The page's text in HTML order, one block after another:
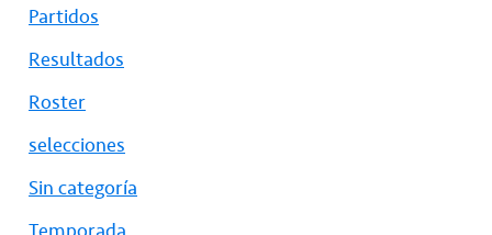
Partidos
Resultados
Roster
selecciones
Sin categoría